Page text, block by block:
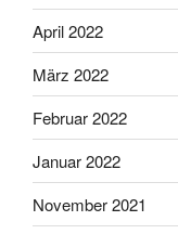
April 2022
März 2022
Februar 2022
Januar 2022
November 2021